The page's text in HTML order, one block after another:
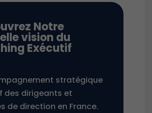
Notre
vision du
Exécutif
stratégique
des dirigeants et
de direction en France.